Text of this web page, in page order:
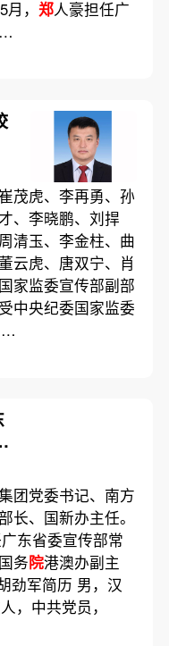
， 郑人豪担任广
茂虎、李再勇、孙
、李晓鹏、刘捍
清玉、李金柱、曲
云虎、唐双宁、肖
家监委宣传部副部
中央纪委国家监委
团党委书记、南方
长、国新办主任。
东省委宣传部常
务院港澳办副主
劲军简历 男，汉
，中共党员，